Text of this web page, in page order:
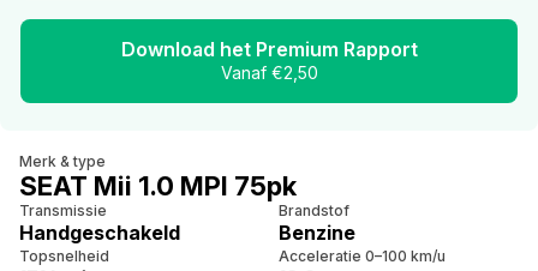
Download het Premium Rapport
Vanaf €2,50
Merk & type
SEAT Mii 1.0 MPI 75pk
Transmissie
Handgeschakeld
Brandstof
Benzine
Topsnelheid Acceleratie 0–100 km/u